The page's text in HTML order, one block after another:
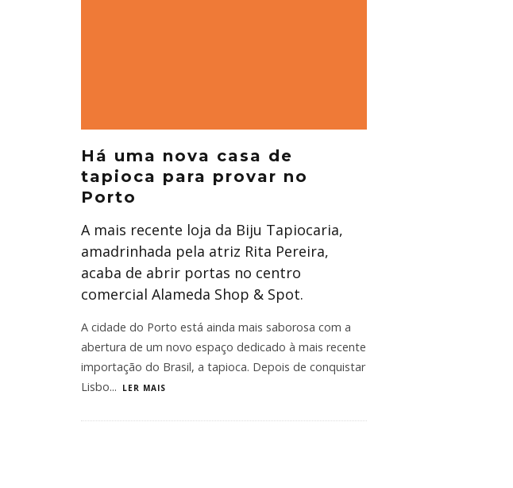
Há uma nova casa de
tapioca para provar no
Porto
A mais recente loja da Biju Tapiocaria,
amadrinhada pela atriz Rita Pereira,
acaba de abrir portas no centro
comercial Alameda Shop & Spot.
​A cidade do Porto está ainda mais saborosa com a
abertura de um novo espaço dedicado à mais recente
importação do Brasil, a tapioca. Depois de conquistar
Lisbo... LER MAIS